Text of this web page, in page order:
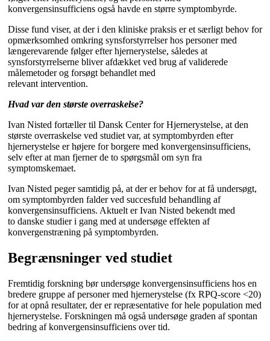
konvergensinsufficiens også havde en større symptombyrde.
Disse fund viser, at der i den kliniske praksis er et særligt behov for
opmærksomhed omkring synsforstyrrelser hos personer med
længerevarende følger efter hjernerystelse, således at
synsforstyrrelserne bliver afdækket ved brug af validerede
målemetoder og forsøgt behandlet med
relevant intervention.
Hvad var den største overraskelse?
Ivan Nisted fortæller til Dansk Center for Hjernerystelse, at den
største overraskelse ved studiet var, at symptombyrden efter
hjernerystelse er højere for borgere med konvergensinsufficiens,
selv efter at man fjerner de to spørgsmål om syn fra
symptomskemaet.
Ivan Nisted peger samtidig på, at der er behov for at få undersøgt,
om symptombyrden falder ved succesfuld behandling af
konvergensinsufficiens. Aktuelt er Ivan Nisted bekendt med
to danske studier i gang med at undersøge effekten af
konvergenstræning på symptombyrden.
Begrænsninger ved studiet
Fremtidig forskning bør undersøge konvergensinsufficiens hos en
bredere gruppe af personer med hjernerystelse (fx RPQ-score <20)
for at opnå resultater, der er repræsentative for hele population med
hjernerystelse. Forskningen må også undersøge graden af spontan
bedring af konvergensinsufficiens over tid.